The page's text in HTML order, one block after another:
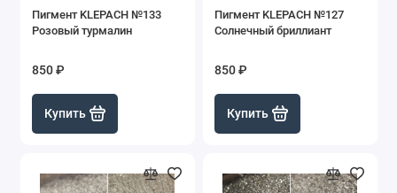
Пигмент KLEPACH №133
Розовый турмалин
850 ₽
Купить
Пигмент KLEPACH №127
Солнечный бриллиант
850 ₽
Купить